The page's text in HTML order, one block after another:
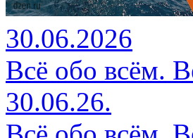
30.06.2026
Всё обо всём.
30.06.26.